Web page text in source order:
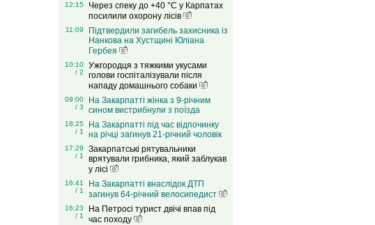
12:15
Через спеку до +40 °C у Карпатах
посилили охорону лісів
11:09
Підтвердили загибель захисника із
Нанкова на Хустщині Юліана
Гербея
10:10
/ 2
Ужгородця з тяжкими укусами
голови госпіталізували після
нападу домашнього собаки
09:00
/ 3
На Закарпатті жінка з 9-річним
сином вистрибнули з поїзда
18:25
/ 1
На Закарпатті під час відпочинку
на річці загинув 21-річний чоловік
17:29
/ 1
Закарпатські рятувальники
врятували грибника, який заблукав
у лісі
16:41
/ 1
На Закарпатті внаслідок ДТП
загинув 64-річний велосипедист
16:23
/ 1
На Петросі турист двічі впав під
час походу